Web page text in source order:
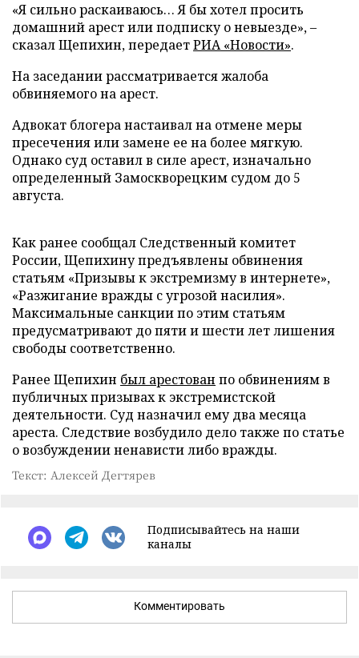
«Я сильно раскаиваюсь… Я бы хотел просить
домашний арест или подписку о невыезде», –
сказал Щепихин, передаетРИА «Новости».
На заседании рассматривается жалоба
обвиняемого на арест.
Адвокат блогера настаивал на отмене меры
пресечения или замене ее на более мягкую.
Однако суд оставил в силе арест, изначально
определенный Замоскворецким судом до 5
августа.
Как ранее сообщал Следственный комитет
России, Щепихину предъявлены обвинения
статьям «Призывы к экстремизму в интернете»,
«Разжигание вражды с угрозой насилия».
Максимальные санкции по этим статьям
предусматривают до пяти и шести лет лишения
свободы соответственно.
Ранее Щепихин был арестован по обвинениям в
публичных призывах к экстремистской
деятельности. Суд назначил ему два месяца
ареста. Следствие возбудило дело также по статье
о возбуждении ненависти либо вражды.
Текст: Алексей Дегтярев
Подписывайтесь на наши
каналы
Комментировать